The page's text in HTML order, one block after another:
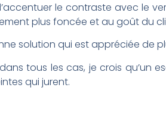
le contraste avec le
plus foncée et au goût du
solution qui est appréciée de
tous les cas, je crois qu’un
qui jurent.